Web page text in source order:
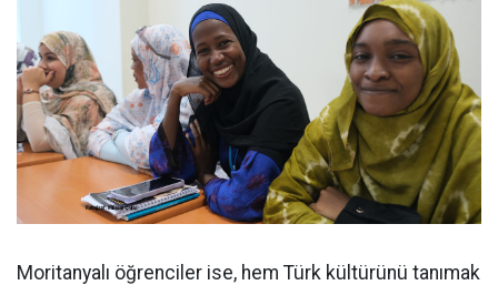
Moritanyalı öğrenciler ise, hem Türk kültürünü tanımak